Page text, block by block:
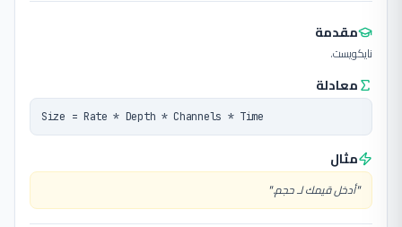
مقدمة
نايكويست.
معادلة
Size = Rate * Depth * Channels * Time
مثال
"أدخل قيمك لـ حجم."